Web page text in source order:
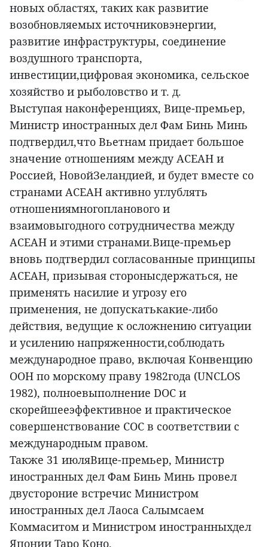
новых областях, таких как развитие
возобновляемых источниковэнергии,
развитие инфраструктуры, соединение
воздушного транспорта,
инвестиции,цифровая экономика, сельское
хозяйство и рыболовство и т. д.
Выступая наконференциях, Вице-премьер,
Министр иностранных дел Фам Бинь Минь
подтвердил,что Вьетнам придает большое
значение отношениям между АСЕАН и
Россией, НовойЗеландией, и будет вместе со
странами АСЕАН активно углублять
отношениямногопланового и
взаимовыгодного сотрудничества между
АСЕАН и этими странами.Вице-премьер
вновь подтвердил согласованные принципы
АСЕАН, призывая сторонысдержаться, не
применять насилие и угрозу его
применения, не допускатькакие-либо
действия, ведущие к осложнению ситуации
и усилению напряженности,соблюдать
международное право, включая Конвенцию
ООН по морскому праву 1982года (UNCLOS
1982), полноевыполнение DOC и
скорейшееэффективное и практическое
совершенствование COC в соответствии с
международным правом.
Также 31 июляВице-премьер, Министр
иностранных дел Фам Бинь Минь провел
двустороние встречис Министром
иностранных дел Лаоса Салымсаем
Коммаситом и Министром иностранныхдел
Японии Таро Коно.